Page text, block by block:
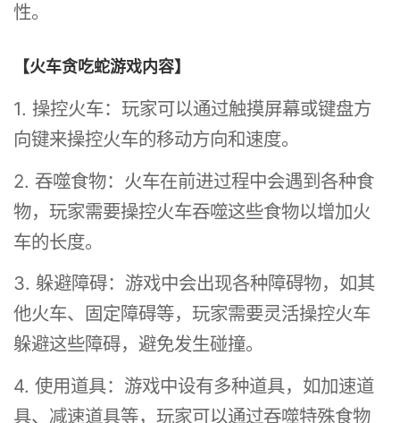
性。
【火车贪吃蛇游戏内容】
1. 操控火车：玩家可以通过触摸屏幕或键盘方
向键来操控火车的移动方向和速度。
2. 吞噬食物：火车在前进过程中会遇到各种食
物，玩家需要操控火车吞噬这些食物以增加火
车的长度。
3. 躲避障碍：游戏中会出现各种障碍物，如其
他火车、固定障碍等，玩家需要灵活操控火车
躲避这些障碍，避免发生碰撞。
4. 使用道具：游戏中设有多种道具，如加速道
具、减速道具等，玩家可以通过吞噬特殊食物